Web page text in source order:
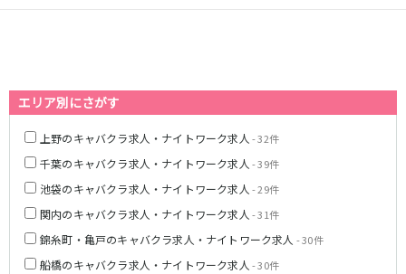
エリア別にさがす
上野のキャバクラ求人・ナイトワーク求人 - 32件
千葉のキャバクラ求人・ナイトワーク求人 - 39件
池袋のキャバクラ求人・ナイトワーク求人 - 29件
関内のキャバクラ求人・ナイトワーク求人 - 31件
錦糸町・亀戸のキャバクラ求人・ナイトワーク求人 - 30件
船橋のキャバクラ求人・ナイトワーク求人 - 30件
大宮
熊谷
川口
浦和・北浦和
久喜
春日部
南浦和
蕨
上尾
飯能・狭山
深谷
国立駅
豊田駅
西国分寺駅
高尾駅
四ツ谷駅
新橋駅
池袋駅
上野駅
新宿駅
秋葉原駅
神田駅